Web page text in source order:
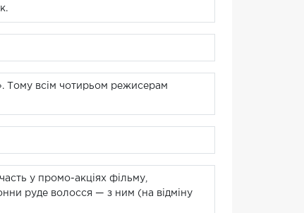
Тому всім чотирьом режисерам
у промо-акціях фільму,
руде волосся — з ним (на відміну